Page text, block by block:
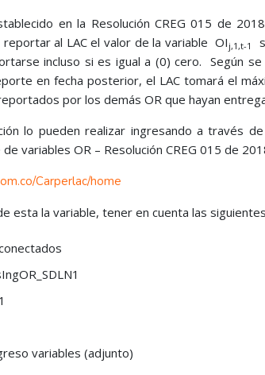
en la Resolución CREG 015 de
al LAC el valor de la variable OIj,1,t-1
incluso si es igual a (0) cero. Según
en fecha posterior, el LAC tomará el
por los demás OR que hayan
lo pueden realizar ingresando a través
variables OR – Resolución CREG 015 de
Carperlac/home
esta la variable, tener en cuenta las
variables (adjunto)